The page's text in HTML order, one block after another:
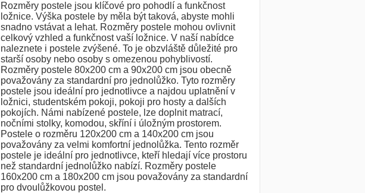
Rozměry postele jsou klíčové pro pohodlí a funkčnost
ložnice. Výška postele by měla být taková, abyste mohli
snadno vstávat a lehat. Rozměry postele mohou ovlivnit
celkový vzhled a funkčnost vaší ložnice. V naší nabídce
naleznete i postele zvýšené. To je obzvláště důležité pro
starší osoby nebo osoby s omezenou pohyblivostí.
Rozměry postele 80x200 cm a 90x200 cm jsou obecně
považovány za standardní pro jednolůžko. Tyto rozměry
postele jsou ideální pro jednotlivce a najdou uplatnění v
ložnici, studentském pokoji, pokoji pro hosty a dalších
pokojích. Námi nabízené postele, lze doplnit matrací,
nočními stolky, komodou, skříní i úložným prostorem.
Postele o rozměru 120x200 cm a 140x200 cm jsou
považovány za velmi komfortní jednolůžka. Tento rozměr
postele je ideální pro jednotlivce, kteří hledají více prostoru
než standardní jednolůžko nabízí. Rozměry postele
160x200 cm a 180x200 cm jsou považovány za standardní
pro dvoulůžkovou postel.